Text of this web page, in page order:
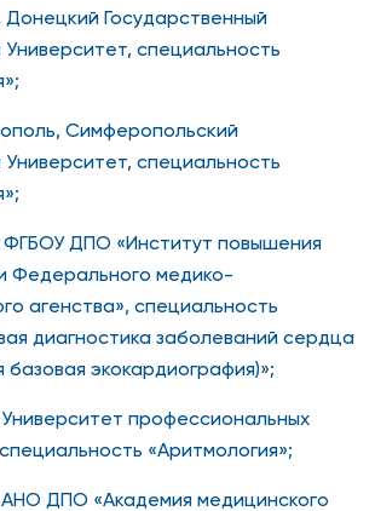
Донецкий Государственный
специальность
Симферопольский
специальность
ФГБОУ ДПО «Институт повышения
Федерального медико-
агенства», специальность
диагностика заболеваний сердца
экокардиография)»;
Университет профессиональных
«Аритмология»;
АНО ДПО «Академия медицинского